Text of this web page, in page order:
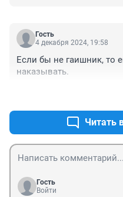
Гость
4 декабря 2024, 19:58
Если бы не гаишник, то
наказывать.
Читать
Гость
Войти